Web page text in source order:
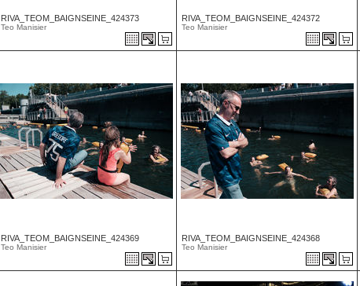
RIVA_TEOM_BAIGNSEINE_424373
Teo Manisier
RIVA_TEOM_BAIGNSEINE_424372
Teo Manisier
RIVA_TEOM_BAIGNSEINE_424369
Teo Manisier
RIVA_TEOM_BAIGNSEINE_424368
Teo Manisier